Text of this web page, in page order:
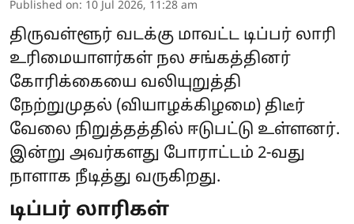
Published on: 10 Jul 2026, 11:28 am
திருவள்ளூர் வடக்கு மாவட்ட டிப்பர் லாரி
உரிமையாளர்கள் நல சங்கத்தினர்
கோரிக்கையை வலியுறுத்தி
நேற்றுமுதல் (வியாழக்கிழமை) திடீர்
வேலை நிறுத்தத்தில் ஈடுபட்டு உள்ளனர்.
இன்று அவர்களது போராட்டம் 2-வது
நாளாக நீடித்து வருகிறது.
டிப்பர் லாரிகள்